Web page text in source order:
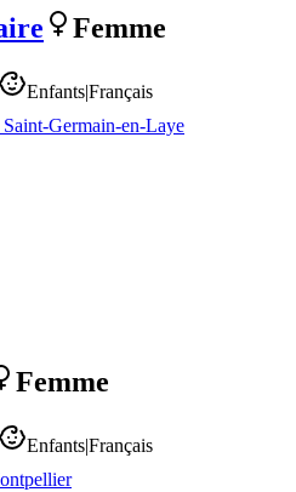
Femme
Enfants|Français
Germain-en-Laye
Femme
Enfants|Français